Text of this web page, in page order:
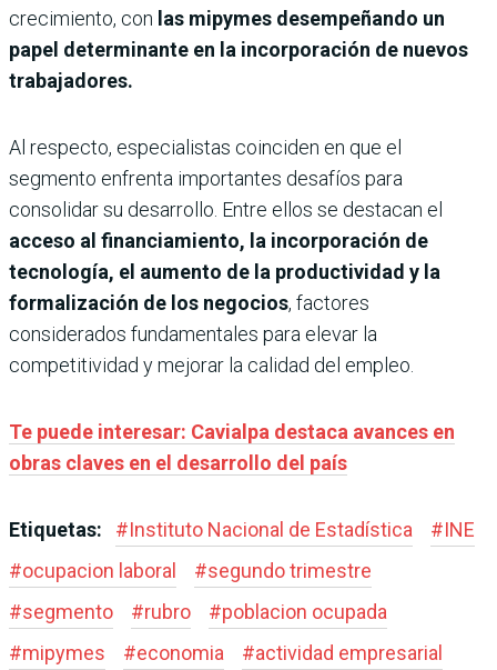
crecimiento, con las mipymes desempeñando un
papel determinante en la incorporación de nuevos
trabajadores.
Al respecto, especialistas coinciden en que el
segmento enfrenta importantes desafíos para
consolidar su desarrollo. Entre ellos se destacan el
acceso al financiamiento, la incorporación de
tecnología, el aumento de la productividad y la
formalización de los negocios, factores
considerados fundamentales para elevar la
competitividad y mejorar la calidad del empleo.
Te puede interesar: Cavialpa destaca avances en
obras claves en el desarrollo del país
Etiquetas: #Instituto Nacional de Estadística #INE
#ocupacion laboral #segundo trimestre
#segmento #rubro #poblacion ocupada
#mipymes #economia #actividad empresarial